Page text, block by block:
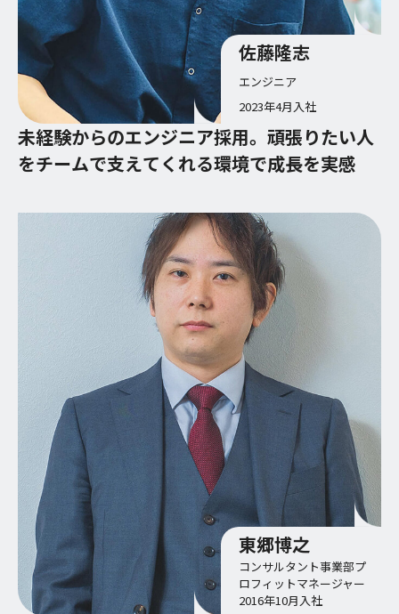
未経験からのエンジニア採用。頑張りたい人
をチームで支えてくれる環境で成長を実感
佐藤隆志
エンジニア
2023年4月入社
東郷博之
コンサルタント事業部プ
ロフィットマネージャー
2016年10月入社